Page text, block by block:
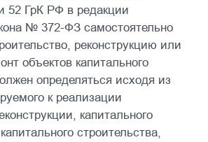
52 ГрК РФ в редакции
№ 372-ФЗ самостоятельно
реконструкцию или
объектов капитального
определяться исходя из
к реализации
капитального
строительства,